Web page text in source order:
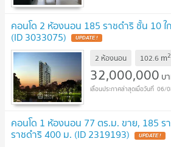
คอนโด 2 ห้องนอน 185 ราชดำริ ชั้น 10 ใ
(ID 3033075) UPDATE !
2 ห้องนอน 102.6 m2
32,000,000 บ
06/
คอนโด 1 ห้องนอน 77 ตร.ม. ขาย, 185 ร
ราชดำริ 400 ม. (ID 2319193) UPDATE !